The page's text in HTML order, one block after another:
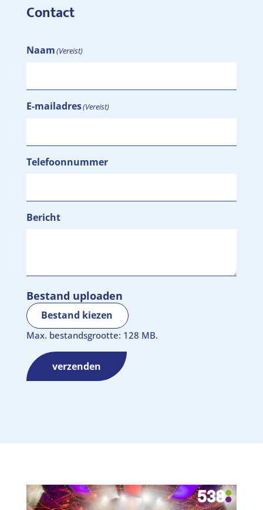
Contact
Naam(Vereist)
E-mailadres(Vereist)
Telefoonnummer
Bericht
Bestand kiezen
Max. bestandsgrootte: 128 MB.
Bestand uploaden
verzenden